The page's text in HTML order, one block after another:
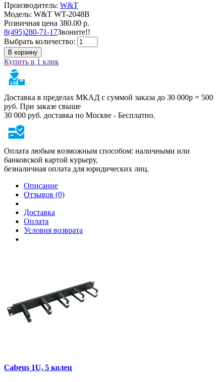
Производитель: W&T
Модель: W&T WT-2048B
Розничная цена 380.00 р.
8(495)280-71-17Звоните!!
Выбрать количество:
В корзину
Купить в 1 клик
Доставка в пределах МКАД с суммой заказа до 30 000р = 500
руб. При заказе свыше
30 000 руб. доставка по Москве - Бесплатно.
Оплата любым возможным способом: наличными или
банковской картой курьеру,
безналичная оплата для юридических лиц.
Описание
Отзывов (0)
Доставка
Оплата
Условия возврата
Cabeus 1U, 5 колец